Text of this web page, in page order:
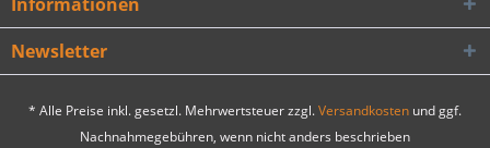
Newsletter
* Alle Preise inkl. gesetzl. Mehrwertsteuer zzgl.Versandkosten und ggf.
Nachnahmegebühren, wenn nicht anders beschrieben